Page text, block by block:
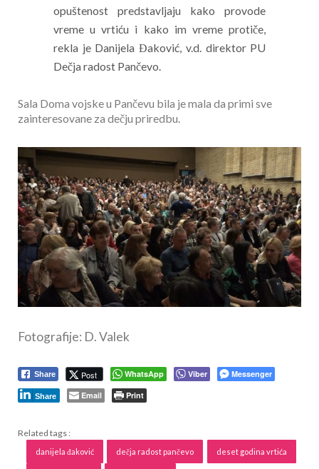
opuštenost predstavljaju kako provode
vreme u vrtiću i kako im vreme protiče,
rekla je Danijela Đaković, v.d. direktor PU
Dečja radost Pančevo.
Sala Doma vojske u Pančevu bila je mala da primi sve
zainteresovane za dečju priredbu.
Fotografije: D. Valek
Share Post WhatsApp Viber Messenger
Share Email Print
Related tags :
danijela đaković dečja radost pančevo deset godina vrtića